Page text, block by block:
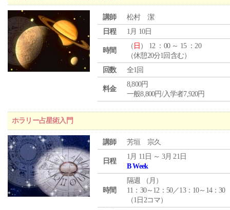
講師
松村 潔
日程
1月 10日
時間
（ 日 ） 12 ：00 ～ 15 ：20
（休憩20分1回含む）
回数
全1回
料金
8,800円
一般8,800円/入学者7,920円
ホラリー占星術入門
講師 芳垣 宗久
日程
1月 11日 ～ 3月 21日
B Week
時間
隔週 （ 月 ）
11：30～12：50／13：10～14：30
（1日2コマ）